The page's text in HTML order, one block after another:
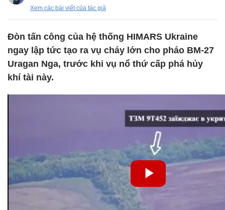
Xem các bài viết của tác giả
Đòn tấn công của hệ thống HIMARS Ukraine
ngay lập tức tạo ra vụ cháy lớn cho pháo BM-27
Uragan Nga, trước khi vụ nổ thứ cấp phá hủy
khí tài này.